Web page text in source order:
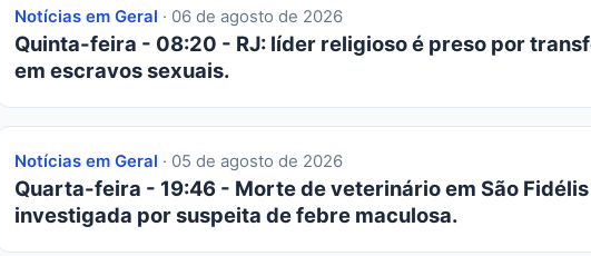
Notícias em Geral · 06 de agosto de 2026
Quinta-feira - 08:20 - RJ: líder religioso é preso por
em escravos sexuais.
Notícias em Geral · 05 de agosto de 2026
Quarta-feira - 19:46 - Morte de veterinário em São Fidélis
investigada por suspeita de febre maculosa.